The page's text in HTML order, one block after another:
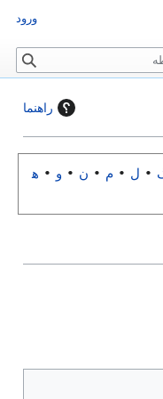
راهنما
• ل • م • ن • و • ه‍
ورود